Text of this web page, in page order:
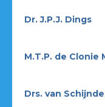
Dr. J.P.J. Dings
M.T.P. de Clonie
Drs. van